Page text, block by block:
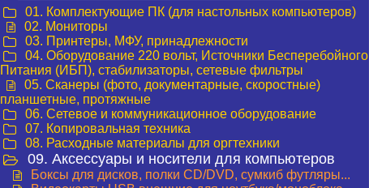
01. Комплектующие ПК (для настольных компьютеров)
02. Мониторы
03. Принтеры, МФУ, принадлежности
04. Оборудование 220 вольт, Источники Бесперебойного
Питания (ИБП), стабилизаторы, сетевые фильтры
05. Сканеры (фото, документарные, скоростные)
планшетные, протяжные
06. Сетевое и коммуникационное оборудование
07. Копировальная техника
08. Расходные материалы для оргтехники
09. Аксессуары и носители для компьютеров
Боксы для дисков, полки CD/DVD, сумкиб футляры...